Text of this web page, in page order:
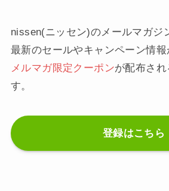
nissen(ニッセン)のメールマガジ
最新のセールやキャンペーン情報
メルマガ限定クーポンが配布され
す。
登録はこちら